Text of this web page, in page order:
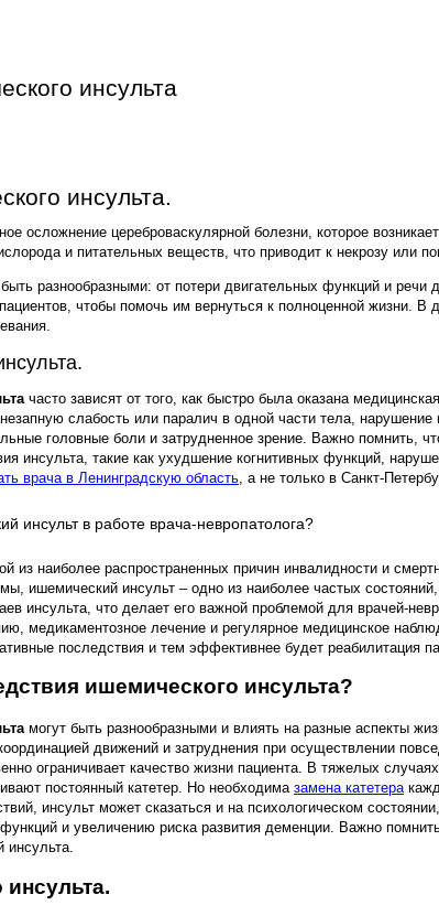
инсульта
инсульта.
осложнение цереброваскулярной болезни, которое
и питательных веществ, что приводит к некрозу
быть разнообразными: от потери двигательных функций и
чтобы помочь им вернуться к полноценной жизни.
часто зависят от того, как быстро была оказана
слабость или паралич в одной части тела,
головные боли и затрудненное зрение. Важно помнить,
инсульта, такие как ухудшение когнитивных функций,
врача в Ленинградскую область, а не только в Санкт-
инсульт в работе врача-невропатолога?
из наиболее распространенных причин инвалидности и
ишемический инсульт – одно из наиболее частых
инсульта, что делает его важной проблемой для врачей-
медикаментозное лечение и регулярное медицинское
последствия и тем эффективнее будет реабилитация
ишемического инсульта?
могут быть разнообразными и влиять на разные аспекты
движений и затруднения при осуществлении
ограничивает качество жизни пациента. В тяжелых
постоянный катетер. Но необходима замена катетера
инсульт может сказаться и на психологическом
и увеличению риска развития деменции. Важно
инсульта.